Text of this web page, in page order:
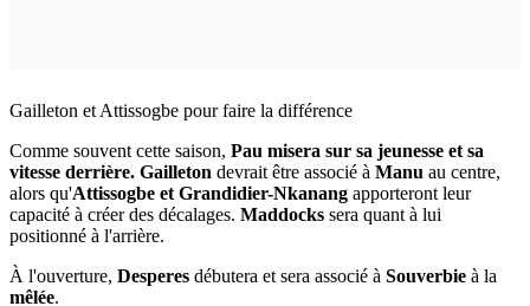
Gailleton et Attissogbe pour faire la différence
Comme souvent cette saison, Pau misera sur sa jeunesse et sa
vitesse derrière. Gailleton devrait être associé à Manu au centre,
alors qu'Attissogbe et Grandidier-Nkanang apporteront leur
capacité à créer des décalages. Maddocks sera quant à lui
positionné à l'arrière.
À l'ouverture, Desperes débutera et sera associé à Souverbie à la
mêlée.